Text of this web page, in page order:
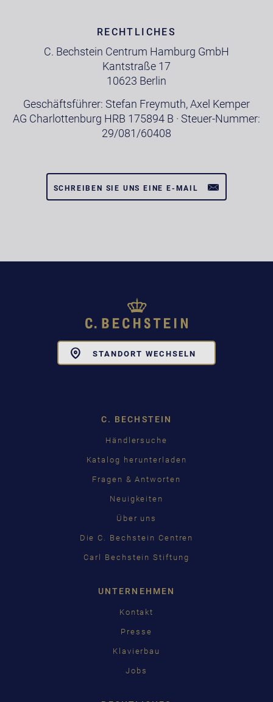
RECHTLICHES
C. Bechstein Centrum Hamburg GmbH
Kantstraße 17
10623 Berlin
Geschäftsführer: Stefan Freymuth, Axel Kemper
AG Charlottenburg HRB 175894 B · Steuer-Nummer:
29/081/60408
SCHREIBEN SIE UNS EINE E-MAIL
STANDORT WECHSELN
C. BECHSTEIN
Händlersuche
Katalog herunterladen
Fragen & Antworten
Neuigkeiten
Über uns
Die C. Bechstein Centren
Carl Bechstein Stiftung
UNTERNEHMEN
Kontakt
Presse
Klavierbau
Jobs